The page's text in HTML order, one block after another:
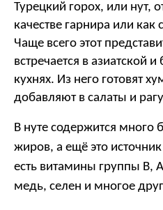
Турецкий горох, или нут,
качестве гарнира или
Чаще всего этот
встречается в азиатской
кухнях. Из него готовят
добавляют в салаты и
В нуте содержится много
жиров, а ещё это
есть витамины группы B,
медь, селен и многое